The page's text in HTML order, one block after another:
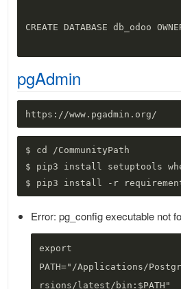
CREATE DATABASE db_odoo
pgAdmin
$ cd /CommunityPath
$ pip3 install setuptools
Error: pg_config executable not
export
PATH="/Applications/